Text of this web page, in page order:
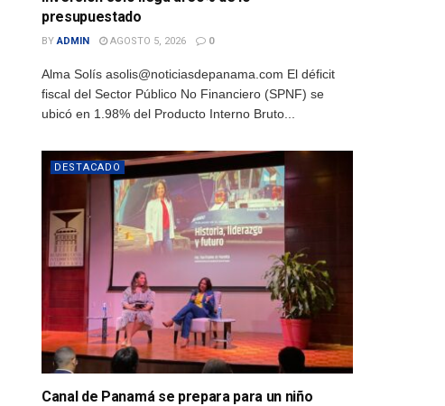
presupuestado
BY ADMIN AGOSTO 5, 2026 0
Alma Solís asolis@noticiasdepanama.com El déficit
fiscal del Sector Público No Financiero (SPNF) se
ubicó en 1.98% del Producto Interno Bruto...
DESTACADO
Canal de Panamá se prepara para un niño